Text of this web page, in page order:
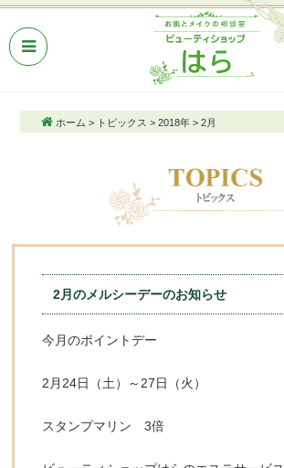
ホーム > トピックス > 2018年> 2月
2月のメルシーデーのお知らせ
今月のポイントデー
2月24日（土）～27日（火）
スタンプマリン 3倍